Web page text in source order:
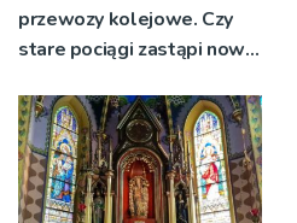
przewozy kolejowe. Czy
stare pociągi zastąpi nowy